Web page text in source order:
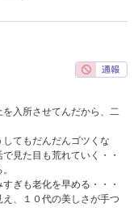
入所させてんだから、二
てもだんだんゴツくな
見た目も荒れていく・・
ぎも老化を早める・・・
、１０代の美しさが手つ